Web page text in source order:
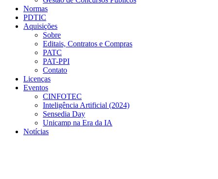
Normas
PDTIC
Aquisições
Sobre
Editais, Contratos e Compras
PATC
PAT-PPI
Contato
Licenças
Eventos
CINFOTEC
Inteligência Artificial (2024)
Sensedia Day
Unicamp na Era da IA
Notícias